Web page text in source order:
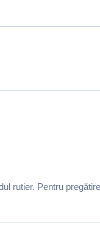
rutier. Pentru